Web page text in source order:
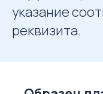
указание
реквизита.